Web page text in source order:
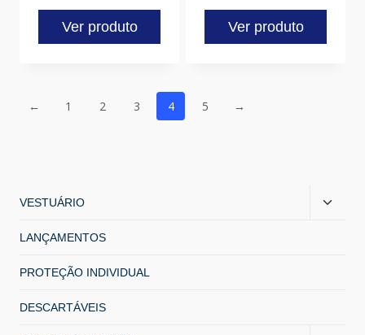
Ver produto Ver produto
← 1 2 3 4 5 →
VESTUÁRIO
LANÇAMENTOS
PROTEÇÃO INDIVIDUAL
DESCARTÁVEIS